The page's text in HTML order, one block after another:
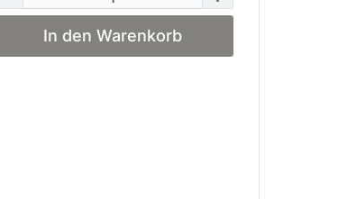
In den Warenkorb